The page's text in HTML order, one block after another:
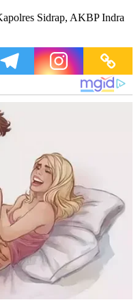
Sidrap, AKBP Indra